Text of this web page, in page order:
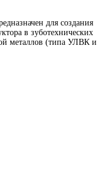
для создания
в зуботехнических
металлов (типа УЛВК и